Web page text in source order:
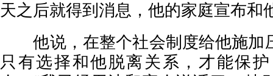
天之后就得到消息，他的家庭宣布和
他说，在整个社会制度给他施加
只有选择和他脱离关系，才能保